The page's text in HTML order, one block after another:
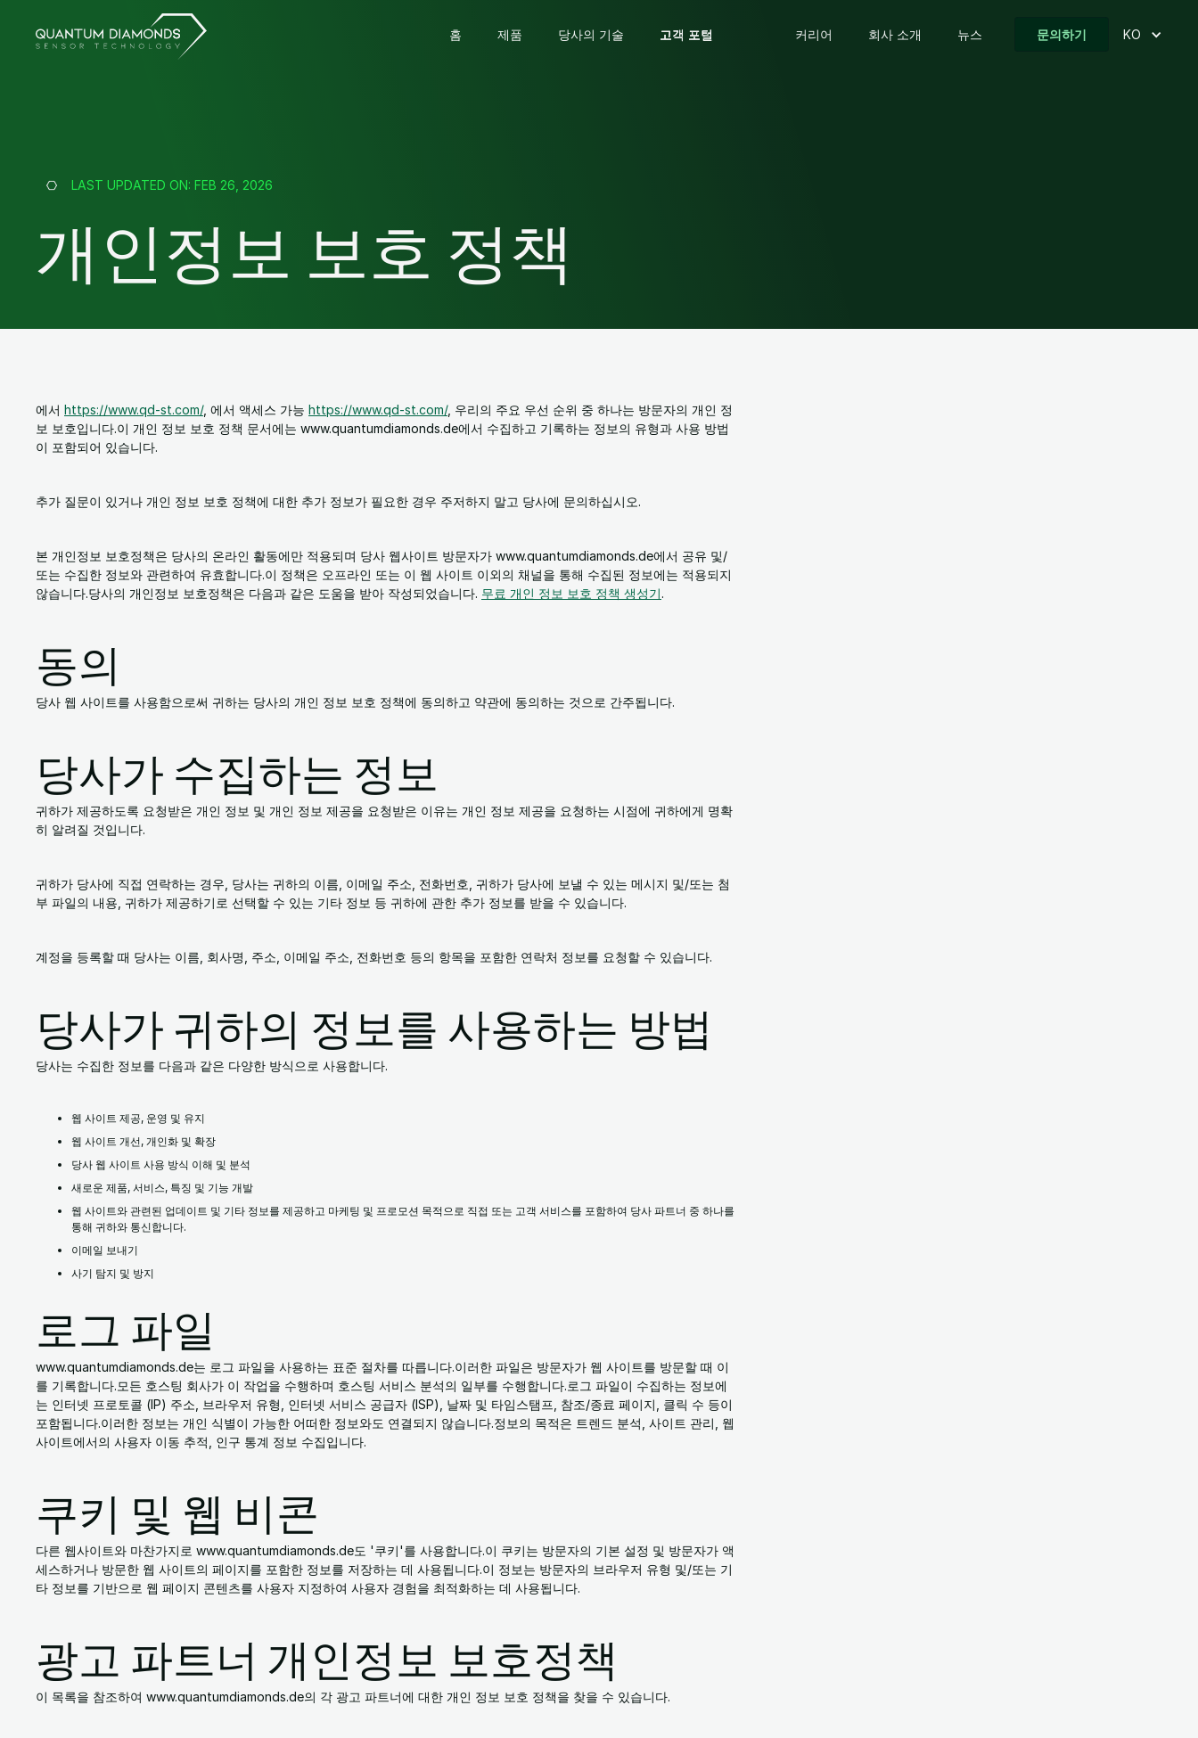
홈 제품 당사의 기술 고객 포털
고객 포털
고객 포털 커리어 회사 소개 뉴스 문의하기 KO
LAST UPDATED ON: FEB 26, 2026
개인정보 보호 정책
에서 https://www.qd-st.com/, 에서 액세스 가능 https://www.qd-st.com/, 우리의 주요 우선 순위 중 하나는 방문자의 개인 정
보 보호입니다.이 개인 정보 보호 정책 문서에는 www.quantumdiamonds.de에서 수집하고 기록하는 정보의 유형과 사용 방법
이 포함되어 있습니다.
추가 질문이 있거나 개인 정보 보호 정책에 대한 추가 정보가 필요한 경우 주저하지 말고 당사에 문의하십시오.
본 개인정보 보호정책은 당사의 온라인 활동에만 적용되며 당사 웹사이트 방문자가 www.quantumdiamonds.de에서 공유 및/
또는 수집한 정보와 관련하여 유효합니다.이 정책은 오프라인 또는 이 웹 사이트 이외의 채널을 통해 수집된 정보에는 적용되지
않습니다.당사의 개인정보 보호정책은 다음과 같은 도움을 받아 작성되었습니다. 무료 개인 정보 보호 정책 생성기.
동의
당사 웹 사이트를 사용함으로써 귀하는 당사의 개인 정보 보호 정책에 동의하고 약관에 동의하는 것으로 간주됩니다.
당사가 수집하는 정보
귀하가 제공하도록 요청받은 개인 정보 및 개인 정보 제공을 요청받은 이유는 개인 정보 제공을 요청하는 시점에 귀하에게 명확
히 알려질 것입니다.
귀하가 당사에 직접 연락하는 경우, 당사는 귀하의 이름, 이메일 주소, 전화번호, 귀하가 당사에 보낼 수 있는 메시지 및/또는 첨
부 파일의 내용, 귀하가 제공하기로 선택할 수 있는 기타 정보 등 귀하에 관한 추가 정보를 받을 수 있습니다.
계정을 등록할 때 당사는 이름, 회사명, 주소, 이메일 주소, 전화번호 등의 항목을 포함한 연락처 정보를 요청할 수 있습니다.
당사가 귀하의 정보를 사용하는 방법
당사는 수집한 정보를 다음과 같은 다양한 방식으로 사용합니다.
웹 사이트 제공, 운영 및 유지
웹 사이트 개선, 개인화 및 확장
당사 웹 사이트 사용 방식 이해 및 분석
새로운 제품, 서비스, 특징 및 기능 개발
웹 사이트와 관련된 업데이트 및 기타 정보를 제공하고 마케팅 및 프로모션 목적으로 직접 또는 고객 서비스를 포함하여 당사 파트너 중 하나를
통해 귀하와 통신합니다.
이메일 보내기
사기 탐지 및 방지
로그 파일
www.quantumdiamonds.de는 로그 파일을 사용하는 표준 절차를 따릅니다.이러한 파일은 방문자가 웹 사이트를 방문할 때 이
를 기록합니다.모든 호스팅 회사가 이 작업을 수행하며 호스팅 서비스 분석의 일부를 수행합니다.로그 파일이 수집하는 정보에
는 인터넷 프로토콜 (IP) 주소, 브라우저 유형, 인터넷 서비스 공급자 (ISP), 날짜 및 타임스탬프, 참조/종료 페이지, 클릭 수 등이
포함됩니다.이러한 정보는 개인 식별이 가능한 어떠한 정보와도 연결되지 않습니다.정보의 목적은 트렌드 분석, 사이트 관리, 웹
사이트에서의 사용자 이동 추적, 인구 통계 정보 수집입니다.
쿠키 및 웹 비콘
다른 웹사이트와 마찬가지로 www.quantumdiamonds.de도 '쿠키'를 사용합니다.이 쿠키는 방문자의 기본 설정 및 방문자가 액
세스하거나 방문한 웹 사이트의 페이지를 포함한 정보를 저장하는 데 사용됩니다.이 정보는 방문자의 브라우저 유형 및/또는 기
타 정보를 기반으로 웹 페이지 콘텐츠를 사용자 지정하여 사용자 경험을 최적화하는 데 사용됩니다.
광고 파트너 개인정보 보호정책
이 목록을 참조하여 www.quantumdiamonds.de의 각 광고 파트너에 대한 개인 정보 보호 정책을 찾을 수 있습니다.